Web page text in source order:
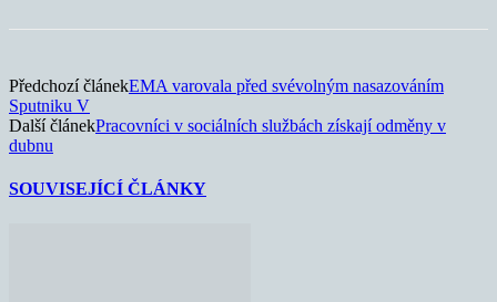
Předchozí článekEMA varovala před svévolným nasazováním
Sputniku V
Další článekPracovníci v sociálních službách získají odměny v
dubnu
SOUVISEJÍCÍ ČLÁNKY